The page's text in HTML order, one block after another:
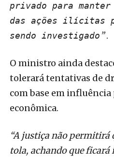
privado para manter
das ações ilícitas
sendo investigado”.
O ministro ainda
tolerará tentativas de
com base em
econômica.
“A justiça não permitirá
tola, achando que